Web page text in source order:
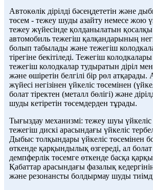
Автокөлік дірілді бәсеңдететін және
төсем - тежеу ​​шуды азайту немесе жою
тежеу ​​жүйесінде қолданылатын
автомобиль тежегіш қалқандарының
болып табылады және тежегіш
тірегіне бекітіледі. Тежегіш
тежегіш колодкалар тудыратын діріл
және өшіретін белгілі бір рөл атқарады.
жүйесі негізінен үйкеліс төсемінен
болат тіректен (металл бөлігі) және
шуды кетіретін төсемдерден тұрады.
Тығыздау механизмі: тежеу ​​шуы үйкеліс
тежегіш дискі арасындағы үйкеліс
Дыбыс толқындары үйкеліс төсемінен
өткенде қарқындылық өзгереді, ал болат
демпферлік төсемге өткенде басқа
Қабаттар арасындағы фазалық
және резонансты болдырмау шуды